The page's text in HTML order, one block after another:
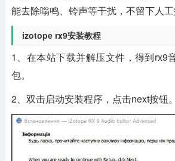
能去除嗡鸣、铃声等干扰，不留下人工
izotope rx9安装教程
1、在本站下载并解压文件，得到rx9
包。
2、双击启动安装程序，点击next按钮。